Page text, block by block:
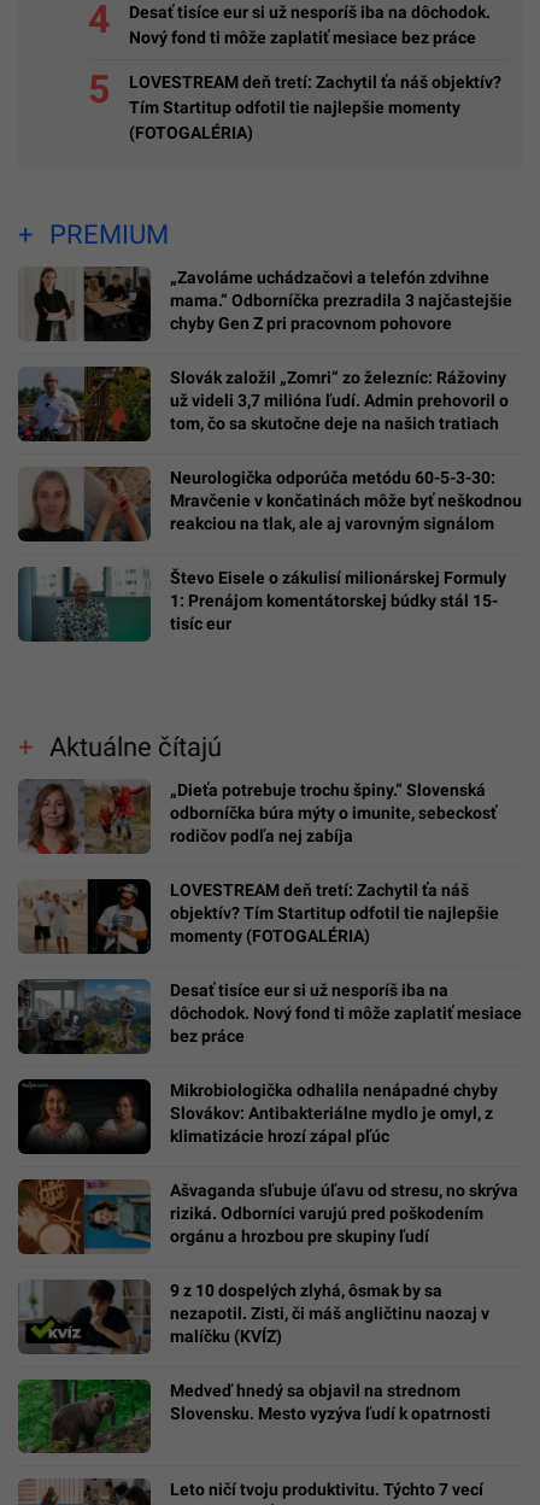
Desať tisíce eur si už nesporíš iba na dôchodok.
Nový fond ti môže zaplatiť mesiace bez práce
LOVESTREAM deň tretí: Zachytil ťa náš objektív?
Tím Startitup odfotil tie najlepšie momenty
(FOTOGALÉRIA)
PREMIUM
„Zavoláme uchádzačovi a telefón zdvihne
mama.“ Odborníčka prezradila 3 najčastejšie
chyby Gen Z pri pracovnom pohovore
Slovák založil „Zomri“ zo železníc: Rážoviny
už videli 3,7 milióna ľudí. Admin prehovoril o
tom, čo sa skutočne deje na našich tratiach
Neurologička odporúča metódu 60-5-3-30:
Mravčenie v končatinách môže byť neškodnou
reakciou na tlak, ale aj varovným signálom
Števo Eisele o zákulisí milionárskej Formuly
1: Prenájom komentátorskej búdky stál 15-
tisíc eur
Aktuálne čítajú
„Dieťa potrebuje trochu špiny.“ Slovenská
odborníčka búra mýty o imunite, sebeckosť
rodičov podľa nej zabíja
LOVESTREAM deň tretí: Zachytil ťa náš
objektív? Tím Startitup odfotil tie najlepšie
momenty (FOTOGALÉRIA)
Desať tisíce eur si už nesporíš iba na
dôchodok. Nový fond ti môže zaplatiť mesiace
bez práce
Mikrobiologička odhalila nenápadné chyby
Slovákov: Antibakteriálne mydlo je omyl, z
klimatizácie hrozí zápal pľúc
Ašvaganda sľubuje úľavu od stresu, no skrýva
riziká. Odborníci varujú pred poškodením
orgánu a hrozbou pre skupiny ľudí
9 z 10 dospelých zlyhá, ôsmak by sa
nezapotil. Zisti, či máš angličtinu naozaj v
malíčku (KVÍZ)
Medveď hnedý sa objavil na strednom
Slovensku. Mesto vyzýva ľudí k opatrnosti
Leto ničí tvoju produktivitu. Týchto 7 vecí